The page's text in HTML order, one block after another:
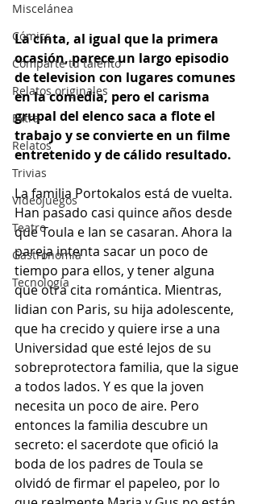
Miscelánea
Cómics
Comparte tu talento
Relatos originales
Extra
Relatos
Trivias
Videojuegos
Teatro
Gastronomía
Tecnología
La cinta, al igual que la primera
ocasión, parece un largo episodio
de television con lugares comunes
en la comedia, pero el carisma
grupal del elenco saca a flote el
trabajo y se convierte en un filme
entretenido y de cálido resultado.
La familia Portokalos está de vuelta.
Han pasado casi quince años desde
que Toula e Ian se casaran. Ahora la
pareja intenta sacar un poco de
tiempo para ellos, y tener alguna
que otra cita romántica. Mientras,
lidian con Paris, su hija adolescente,
que ha crecido y quiere irse a una
Universidad que esté lejos de su
sobreprotectora familia, que la sigue
a todos lados. Y es que la joven
necesita un poco de aire. Pero
entonces la familia descubre un
secreto: el sacerdote que ofició la
boda de los padres de Toula se
olvidó de firmar el papeleo, por lo